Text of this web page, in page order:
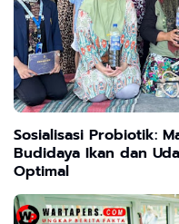
Sosialisasi Probiotik:
Budidaya Ikan dan
Optimal